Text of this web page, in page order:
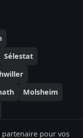
Sélestat
Molsheim
pour vos